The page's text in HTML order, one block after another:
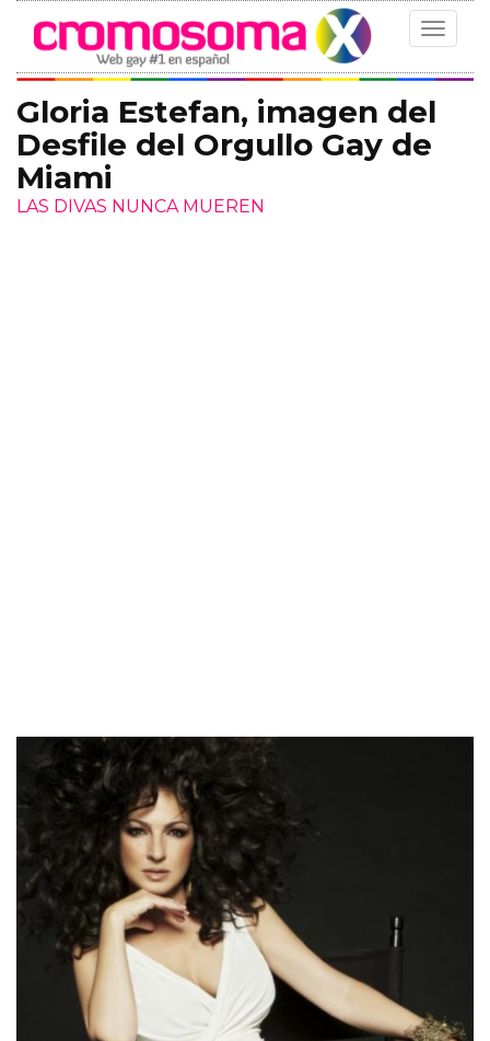
Toggle
Gloria Estefan, imagen del
Desfile del Orgullo Gay de
Miami
LAS DIVAS NUNCA MUEREN